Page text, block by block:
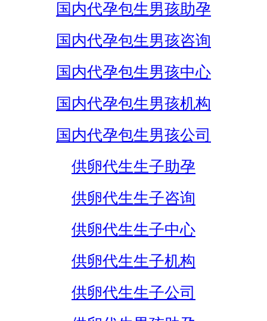
国内代孕包生男孩助孕
国内代孕包生男孩咨询
国内代孕包生男孩中心
国内代孕包生男孩机构
国内代孕包生男孩公司
供卵代生生子助孕
供卵代生生子咨询
供卵代生生子中心
供卵代生生子机构
供卵代生生子公司